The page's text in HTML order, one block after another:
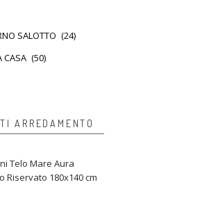
SALOTTO (24)
CASA (50)
ARREDAMENTO
Telo Mare Aura
Riservato 180x140 cm